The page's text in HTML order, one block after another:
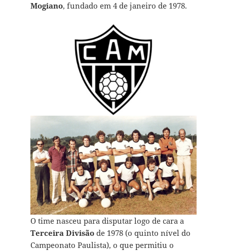
Mogiano, fundado em 4 de janeiro de 1978.
O time nasceu para disputar logo de cara a
Terceira Divisão de 1978 (o quinto nível do
Campeonato Paulista), o que permitiu o